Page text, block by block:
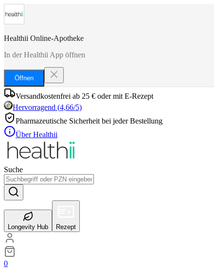
Healthii Online-Apotheke
In der Healthii App öffnen
Öffnen
Versandkostenfrei ab 25 € oder mit E-Rezept
Hervorragend (4,66/5)
Pharmazeutische Sicherheit bei jeder Bestellung
Über Healthii
Suche
Longevity Hub Rezept
0